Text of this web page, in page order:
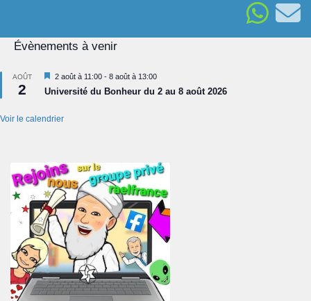
Évènements à venir
AOÛT
2
Mis
en
avant
2 août à 11:00 - 8 août à 13:00
Université du Bonheur du 2 au 8 août 2026
Voir le calendrier